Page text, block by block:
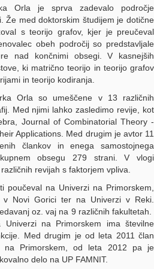
Orla je sprva zadevalo področje
Že med doktorskim študijem je dotične
s teorijo grafov, kjer je preučeval
obeh področij so predstavljale
nad končnimi obsegi. V kasnejših
ki matrično teorijo in teorijo grafov
in teorijo kodiranja.
Orla so umeščene v 13 različnih
Med njimi lahko zasledimo revije, kot
Journal of Combinatorial Theory -
Applications. Med drugim je avtor 11
člankov in enega samostojnega
obsegu 279 strani. V vlogi
revijah s faktorjem vpliva.
poučeval na Univerzi na Primorskem,
v Novi Gorici ter na Univerzi v Reki.
oz. vaj na 9 različnih fakultetah.
na Primorskem ima številne
Med drugim je od leta 2011 član
na Primorskem, od leta 2012 pa je
delo na UP FAMNIT.